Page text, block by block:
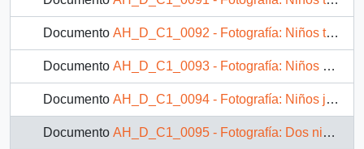
Documento AH_D_C1_0092 - Fotografía: Niños trabajando en el campo
Documento AH_D_C1_0093 - Fotografía: Niños alrededor de un arbusto
Documento AH_D_C1_0094 - Fotografía: Niños jugando
Documento AH_D_C1_0095 - Fotografía: Dos niños pequeños junto a una acequia